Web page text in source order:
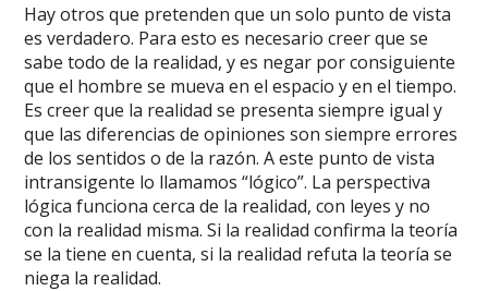
Hay otros que pretenden que un solo punto de vista
es verdadero. Para esto es necesario creer que se
sabe todo de la realidad, y es negar por consiguiente
que el hombre se mueva en el espacio y en el tiempo.
Es creer que la realidad se presenta siempre igual y
que las diferencias de opiniones son siempre errores
de los sentidos o de la razón. A este punto de vista
intransigente lo llamamos “lógico”. La perspectiva
lógica funciona cerca de la realidad, con leyes y no
con la realidad misma. Si la realidad confirma la teoría
se la tiene en cuenta, si la realidad refuta la teoría se
niega la realidad.